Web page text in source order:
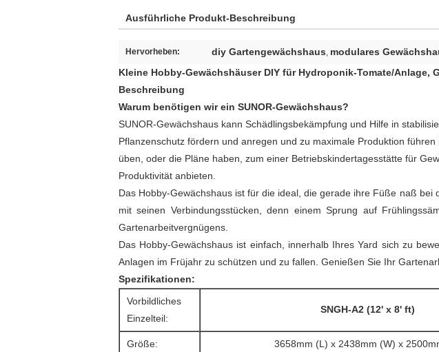
Ausführliche Produkt-Beschreibung
Hervorheben: diy Gartengewächshaus, modulares
Kleine Hobby-Gewächshäuser DIY für Hydroponik-Tomate/Anlage,
Beschreibung
Warum benötigen wir ein SUNOR-Gewächshaus?
SUNOR-Gewächshaus kann Schädlingsbekämpfung und Hilfe in
Pflanzenschutz fördern und anregen und zu maximale Produktion
üben, oder die Pläne haben, zum einer Betriebskindertagesstätte für
Produktivität anbieten.
Das Hobby-Gewächshaus ist für die ideal, die gerade ihre Füße naß
mit seinen Verbindungsstücken, denn einem Sprung auf
Gartenarbeitvergnügens.
Das Hobby-Gewächshaus ist einfach, innerhalb Ihres Yard sich zu
Anlagen im Früjahr zu schützen und zu fallen. Genießen Sie Ihr
Spezifikationen:
Vorbildliches
Einzelteil:
SNGH-A2 (12' x 8' ft)
Größe: 3658mm (L) x 2438mm (W) x